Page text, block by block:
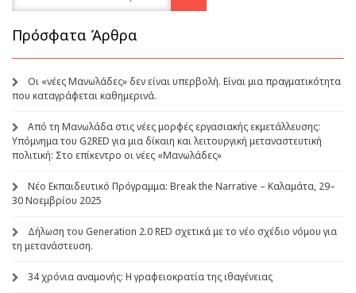
Πρόσφατα Άρθρα
Οι «νέες Μανωλάδες» δεν είναι υπερβολή. Είναι μια πραγματικότητα
που καταγράφεται καθημερινά.
Από τη Μανωλάδα στις νέες μορφές εργασιακής εκμετάλλευσης:
Υπόμνημα του G2RED για μια δίκαιη και λειτουργική μεταναστευτική
πολιτική: Στο επίκεντρο οι νέες «Μανωλάδες»
Νέο Εκπαιδευτικό Πρόγραμμα: Break the Narrative – Καλαμάτα, 29–
30 Νοεμβρίου 2025
Δήλωση του Generation 2.0 RED σχετικά με το νέο σχέδιο νόμου για
τη μετανάστευση.
34 χρόνια αναμονής: Η γραφειοκρατία της ιθαγένειας